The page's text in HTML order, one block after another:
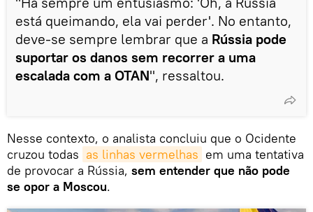
está queimando, ela vai perder'. No entanto,
deve-se sempre lembrar que a Rússia pode
suportar os danos sem recorrer a uma
escalada com a OTAN", ressaltou.
Nesse contexto, o analista concluiu que o Ocidente
cruzou todas as linhas vermelhas em uma tentativa
de provocar a Rússia, sem entender que não pode
se opor a Moscou.